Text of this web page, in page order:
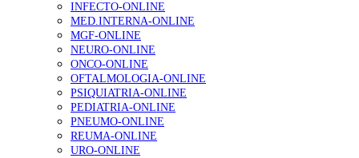
INFECTO-ONLINE
MED.INTERNA-ONLINE
MGF-ONLINE
NEURO-ONLINE
ONCO-ONLINE
OFTALMOLOGIA-ONLINE
PSIQUIATRIA-ONLINE
PEDIATRIA-ONLINE
PNEUMO-ONLINE
REUMA-ONLINE
URO-ONLINE